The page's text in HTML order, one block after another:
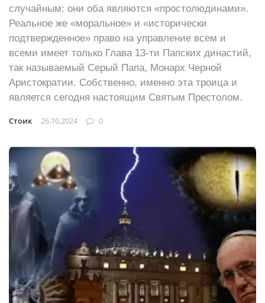
случайным: они оба являются «простолюдинами».
Реальное же «моральное» и «исторически
подтвержденное» право на управление всем и
всеми имеет только Глава 13-ти Папских династий,
так называемый Серый Папа, Монарх Черной
Аристократии. Собственно, именно эта троица и
является сегодня настоящим Святым Престолом.
Стоик 26.10.2024 0